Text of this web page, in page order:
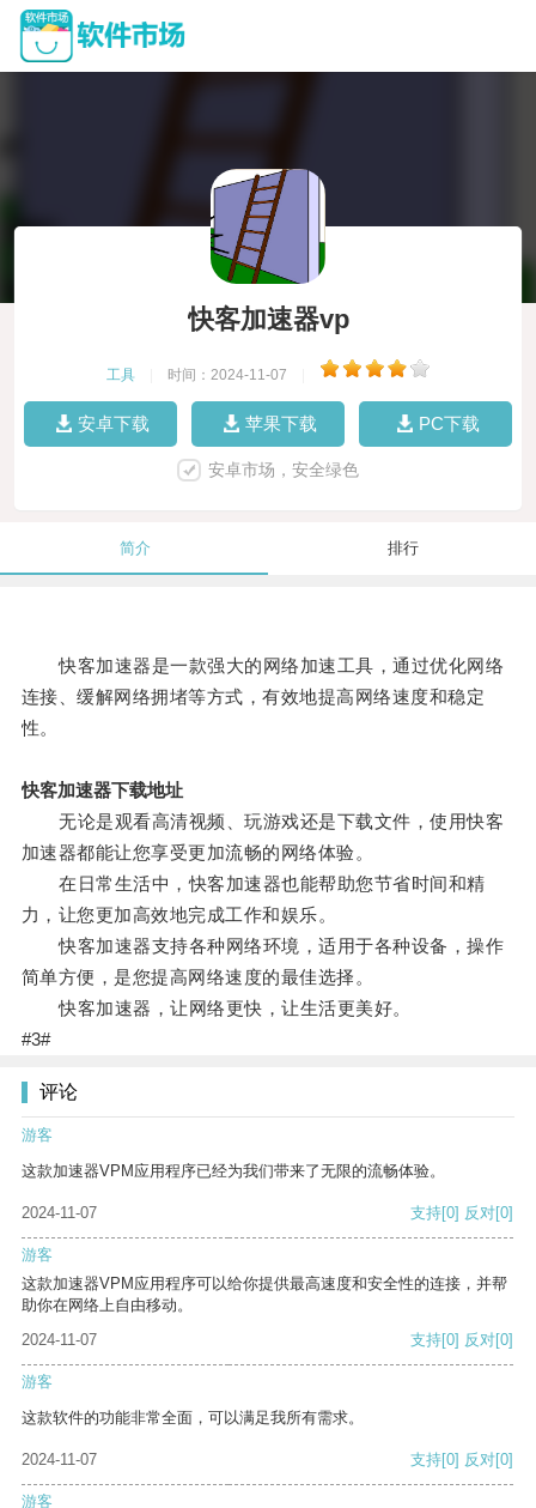
快客加速器vp
工具 时间：2024-11-07
安卓下载 苹果下载 PC下载
安卓市场，安全绿色
简介 排行
快客加速器是一款强大的网络加速工具，通过优化网络
连接、缓解网络拥堵等方式，有效地提高网络速度和稳定
性。
快客加速器下载地址
无论是观看高清视频、玩游戏还是下载文件，使用快客
加速器都能让您享受更加流畅的网络体验。
在日常生活中，快客加速器也能帮助您节省时间和精
力，让您更加高效地完成工作和娱乐。
快客加速器支持各种网络环境，适用于各种设备，操作
简单方便，是您提高网络速度的最佳选择。
快客加速器，让网络更快，让生活更美好。
#3#
评论
游客
这款加速器VPM应用程序已经为我们带来了无限的流畅体验。
2024-11-07 支持[0] 反对[0]
游客
这款加速器VPM应用程序可以给你提供最高速度和安全性的连接，并帮
助你在网络上自由移动。
2024-11-07
支持[0] 反对[0]
游客
这款软件的功能非常全面，可以满足我所有需求。
2024-11-07 支持[0] 反对[0]
游客